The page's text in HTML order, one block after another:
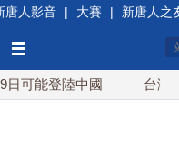
唐人影音 | 大賽 | 新唐人之
中國 台灣漢光首結